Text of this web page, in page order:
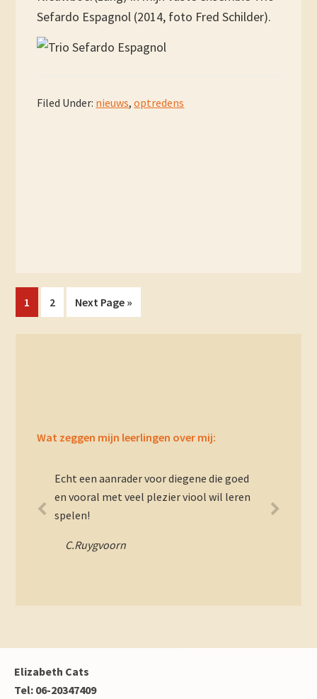
Sefardo Espagnol (2014, foto Fred Schilder).
Filed Under: nieuws,optredens
Page
1 Page
2
Go
to
Next Page »
Wat zeggen mijn leerlingen over mij:
Echt een aanrader voor diegene die goed
en vooral met veel plezier viool wil leren
spelen!
C.Ruygvoorn
Footer
Elizabeth Cats
Tel: 06-20347409